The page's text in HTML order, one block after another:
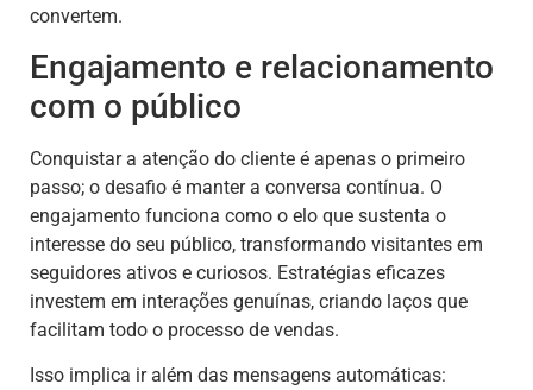
convertem.
Engajamento e relacionamento
com o público
Conquistar a atenção do cliente é apenas o primeiro
passo; o desafio é manter a conversa contínua. O
engajamento funciona como o elo que sustenta o
interesse do seu público, transformando visitantes em
seguidores ativos e curiosos. Estratégias eficazes
investem em interações genuínas, criando laços que
facilitam todo o processo de vendas.
Isso implica ir além das mensagens automáticas: